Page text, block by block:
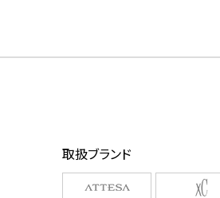
取扱ブランド